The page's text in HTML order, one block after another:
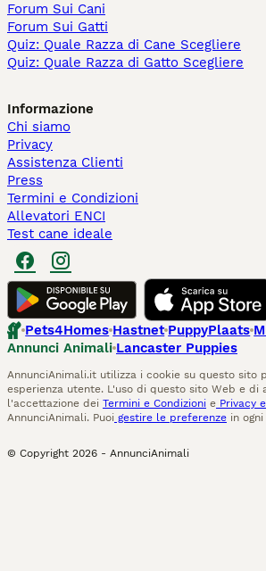
Forum Sui Cani
Forum Sui Gatti
Quiz: Quale Razza di Cane Scegliere
Quiz: Quale Razza di Gatto Scegliere
Informazione
Chi siamo
Privacy
Assistenza Clienti
Press
Termini e Condizioni
Allevatori ENCI
Test cane ideale
Pets4Homes Hastnet PuppyPlaats
Annunci Animali Lancaster Puppies
AnnunciAnimali.it utilizza i cookie su questo sito
esperienza utente. L'uso di questo sito Web e di
l'accettazione dei Termini e Condizioni e Privacy
AnnunciAnimali. Puoi gestire le preferenze in
© Copyright 2026 - AnnunciAnimali